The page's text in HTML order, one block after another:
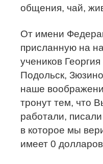
общения, чай,
От имени
присланную на
учеников
Подольск,
наше
тронут тем, что
работали,
в которое мы
имеет 0